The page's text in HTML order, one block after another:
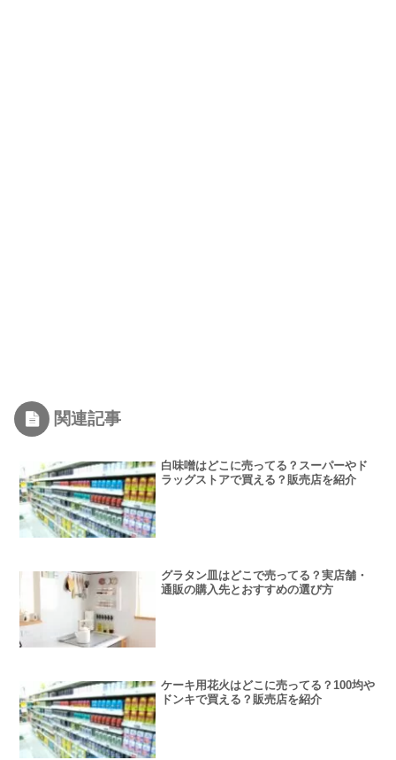
関連記事
白味噌はどこに売ってる？スーパーやド
ラッグストアで買える？販売店を紹介
グラタン皿はどこで売ってる？実店舗・
通販の購入先とおすすめの選び方
ケーキ用花火はどこに売ってる？100均や
ドンキで買える？販売店を紹介